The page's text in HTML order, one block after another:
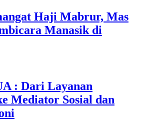
Haji Mabrur, Mas
Manasik di
: Dari Layanan
Mediator Sosial dan